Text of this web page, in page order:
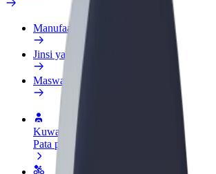
Manufaa
Jinsi ya kujiunga
Maswali ya mara kwa mara
Kuwa dereva
Pata pesa kwa masharti yako